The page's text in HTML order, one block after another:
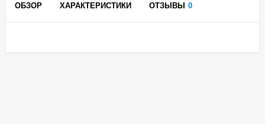
ОБЗОР ХАРАКТЕРИСТИКИ ОТЗЫВЫ 0